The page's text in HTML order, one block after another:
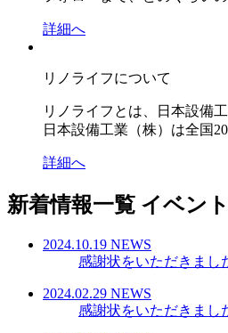
詳細へ
リノライフについて
リノライフとは、日本設備
日本設備工業（株）は全国
詳細へ
新着情報一覧 イベン
2024.10.19 NEWS
感謝状をいただきまし
2024.02.29 NEWS
感謝状をいただきまし